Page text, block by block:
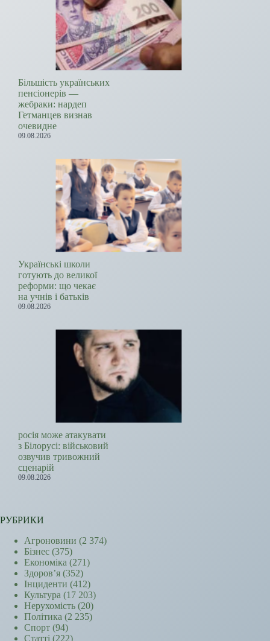
Більшість українських
пенсіонерів —
жебраки: нардеп
Гетманцев визнав
очевидне
09.08.2026
Українські школи
готують до великої
реформи: що чекає
на учнів і батьків
09.08.2026
росія може атакувати
з Білорусі: військовий
озвучив тривожний
сценарій
09.08.2026
РУБРИКИ
Агроновини (2 374)
Бізнес (375)
Економіка (271)
Здоров’я (352)
Інциденти (412)
Культура (17 203)
Нерухомість (20)
Політика (2 235)
Спорт (94)
Статті (222)